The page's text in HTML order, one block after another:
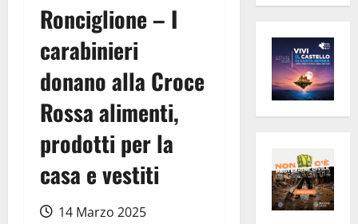
Ronciglione – I
carabinieri
donano alla Croce
Rossa alimenti,
prodotti per la
casa e vestiti
14 Marzo 2025